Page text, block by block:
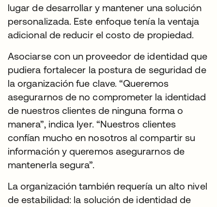
lugar de desarrollar y mantener una solución
personalizada. Este enfoque tenía la ventaja
adicional de reducir el costo de propiedad.
Asociarse con un proveedor de identidad que
pudiera fortalecer la postura de seguridad de
la organización fue clave. “Queremos
asegurarnos de no comprometer la identidad
de nuestros clientes de ninguna forma o
manera”, indica Iyer. “Nuestros clientes
confían mucho en nosotros al compartir su
información y queremos asegurarnos de
mantenerla segura”.
La organización también requería un alto nivel
de estabilidad: la solución de identidad de